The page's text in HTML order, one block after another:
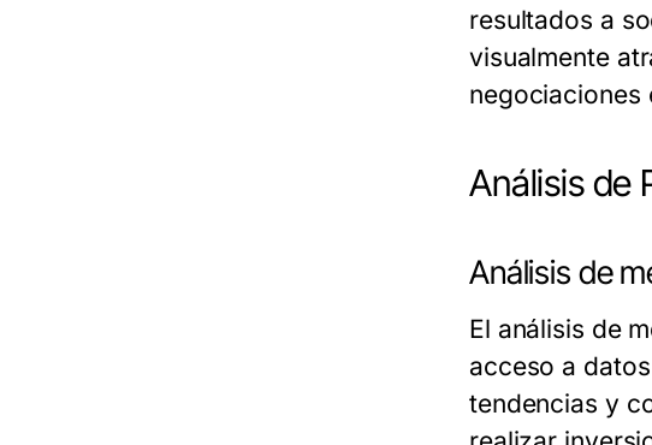
resultados a
visualmente
negociaciones
Análisis de
Análisis de
El análisis de
acceso a
tendencias y